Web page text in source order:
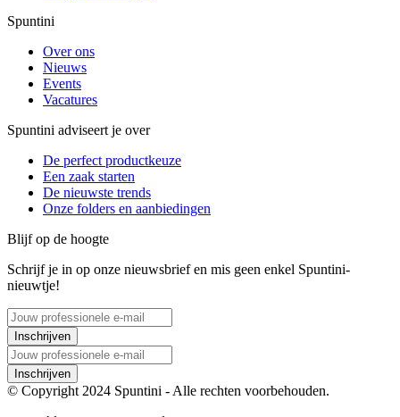
Spuntini
Over ons
Nieuws
Events
Vacatures
Spuntini adviseert je over
De perfect productkeuze
Een zaak starten
De nieuwste trends
Onze folders en aanbiedingen
Blijf op de hoogte
Schrijf je in op onze nieuwsbrief en mis geen enkel Spuntini-
nieuwtje!
Inschrijven
Inschrijven
© Copyright 2024 Spuntini - Alle rechten voorbehouden.